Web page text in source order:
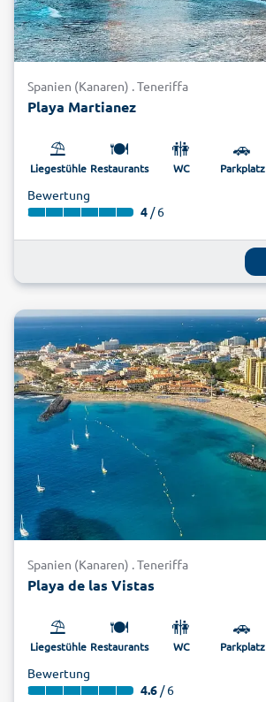
Spanien (Kanaren) . Teneriffa
Playa Martianez
⛱️
Liegestühle
🍽️
Restaurants
🚻
WC
🚗
Parkplatz
Bewertung
4 / 6
Spanien (Kanaren) . Teneriffa
Playa de las Vistas
⛱️
Liegestühle
🍽️
Restaurants
🚻
WC
🚗
Parkplatz
Bewertung
4.6 / 6